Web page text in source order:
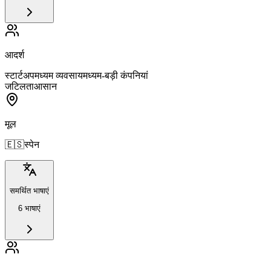
आदर्श
स्टार्टअपमध्यम व्यवसायमध्यम-बड़ी कंपनियां
जटिलताआसान
मूल
🇪🇸स्पेन
समर्थित भाषाएं
6 भाषाएं